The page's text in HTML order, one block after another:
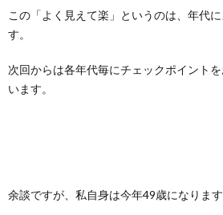
この「よく見えて楽」というのは、年代
す。
次回からは各年代毎にチェックポイント
います。
余談ですが、私自身は今年49歳になります